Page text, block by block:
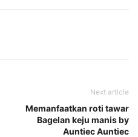
Next article
Memanfaatkan roti tawar
Bagelan keju manis by
Auntiec Auntiec